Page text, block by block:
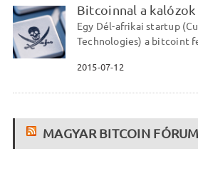
Bitcoinnal a kalózok
Egy Dél-afrikai startup
Technologies) a bitcoint
2015-07-12
MAGYAR BITCOIN FÓRUM